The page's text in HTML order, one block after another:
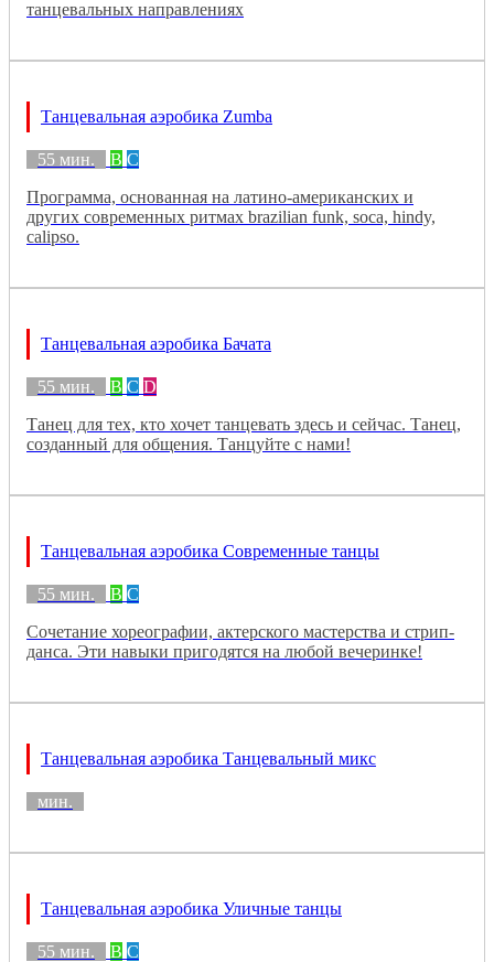
танцевальных направлениях
Танцевальная аэробика Zumba
55 мин. B C
Программа, основанная на латино-американских и
других современных ритмах brazilian funk, soca, hindy,
calipso.
Танцевальная аэробика Бачата
55 мин. B C D
Танец для тех, кто хочет танцевать здесь и сейчас. Танец,
созданный для общения. Танцуйте с нами!
Танцевальная аэробика Современные танцы
55 мин. B C
Сочетание хореографии, актерского мастерства и стрип-
данса. Эти навыки пригодятся на любой вечеринке!
Танцевальная аэробика Танцевальный микс
мин.
Танцевальная аэробика Уличные танцы
55 мин. B C